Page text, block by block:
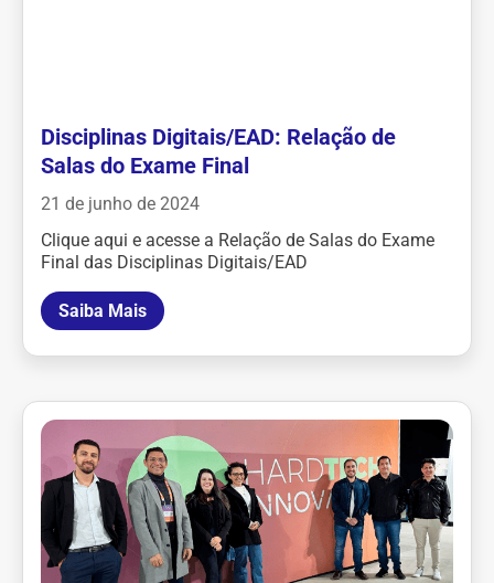
Disciplinas Digitais/EAD: Relação de
Salas do Exame Final
21 de junho de 2024
Clique aqui e acesse a Relação de Salas do Exame
Final das Disciplinas Digitais/EAD
Saiba Mais